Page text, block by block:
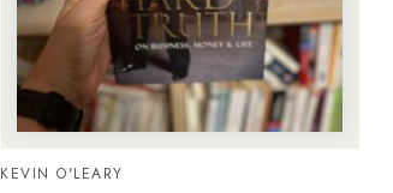
KEVIN O'LEARY